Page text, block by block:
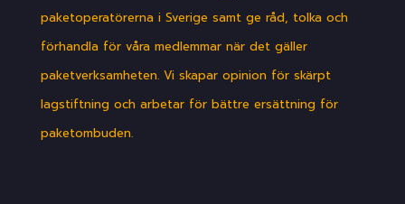
paketoperatörerna i Sverige samt ge råd, tolka och
förhandla för våra medlemmar när det gäller
paketverksamheten. Vi skapar opinion för skärpt
lagstiftning och arbetar för bättre ersättning för
paketombuden.